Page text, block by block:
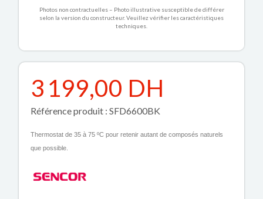
Photos non contractuelles – Photo illustrative susceptible de différer
selon la version du constructeur. Veuillez vérifier les caractéristiques
techniques.
3 199,00 DH
Référence produit : SFD6600BK
Thermostat de 35 à 75 ºC pour retenir autant de composés naturels
que possible.